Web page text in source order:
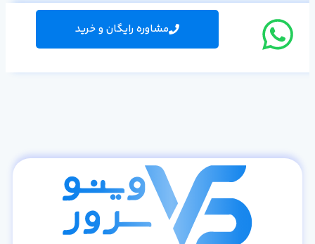
مشاوره رایگان و خرید